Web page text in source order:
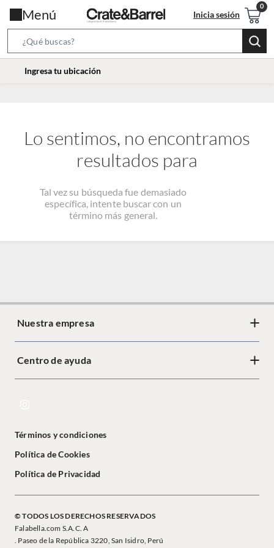
Menú Inicia sesión
Bar
location-
Ingresa tu ubicación
Lo sentimos, no encontramos
resultados para
Tal vez su búsqueda fue demasiado
específica, intente buscar con un
término más general.
Nuestra empresa
Centro de ayuda
Términos y condiciones
Política de Cookies
Política de Privacidad
© TODOS LOS DERECHOS RESERVADOS
Falabella.com S.A.C. A
. Paseo de la República 3220, San Isidro, Perú